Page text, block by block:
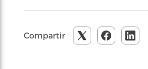
Compartir